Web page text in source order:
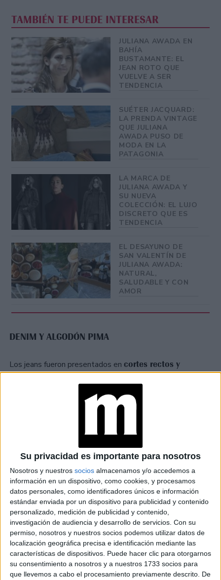
Su privacidad es importante para nosotros
Nosotros y nuestros socios almacenamos y/o accedemos a
información en un dispositivo, como cookies, y procesamos
datos personales, como identificadores únicos e información
estándar enviada por un dispositivo para publicidad y contenido
personalizado, medición de publicidad y contenido,
investigación de audiencia y desarrollo de servicios. Con su
permiso, nosotros y nuestros socios podemos utilizar datos de
localización geográfica precisa e identificación mediante las
características de dispositivos. Puede hacer clic para otorgarnos
su consentimiento a nosotros y a nuestros 1733 socios para
que llevemos a cabo el procesamiento previamente descrito. De
TAMBIÉN TE PUEDE INTERESAR
JULIANA AWADA EN
BAHÍA
BUSTAMANTE: EL
JEAN ROTO QUE
VUELVE A SER
TENDENCIA
SUÉTER JACQUARD:
LA PRENDA VINTAGE
QUE JULIANA
AWADA PUSO DE
MODA EN LA
PATAGONIA
LA MARCA DE
JULIANA AWADA Y
SU NUEVA
COLECCIÓN: EL LUJO
DISCRETO QUE ES
TENDENCIA
EL DESAYUNO DE
SAN VALENTÍN DE
JULIANA AWADA:
NATURAL,
SALUDABLE Y CON
AMOR
DENIM Y ALGODÓN PIMA
Los jeans fueron presentados en cortes rectos y